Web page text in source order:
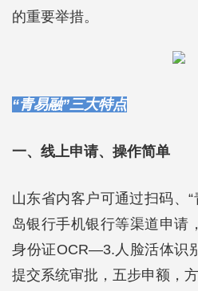
的重要举措。
“青易融”三大特点
一、线上申请、操作简单
山东省内客户可通过扫码、
岛银行手机银行等渠道申
身份证OCR—3.人脸活体
提交系统审批，五步申额，方